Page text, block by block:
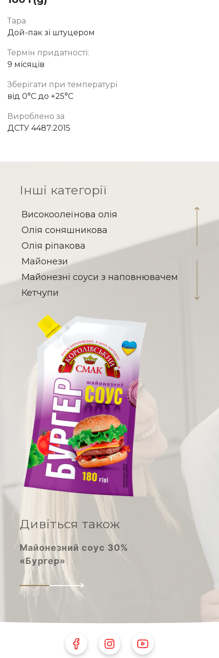
Тара
Дой-пак зі штуцером
Термін придатності:
9 місяців
Зберігати при температурі
від 0°C до +25°C
Вироблено за
ДСТУ 4487:2015
Тара
Пляшка ПЕТ з кришкою фліп-топ
Термін придатності:
9 місяців
Зберігати при температурі
від 0°C до +25°C
Вироблено за
ДСТУ 4487:2015
Інші категорії
Високоолеїнова олія
Олія соняшникова
Олія ріпакова
Майонези
Майонезні соуси з наповнювачем
Кетчупи
Заправка для борщу
Паста томатна
Кислота оцтова
Соєві соуси
Овочеві консерви
Вироби макаронні
Халва соняшникова
Молоко згущене
Дивіться також
Майонезний соус 30%
«Бургер»
Follow Us on Facebook
Follow Us on Instagram
Follow Us on Youtube